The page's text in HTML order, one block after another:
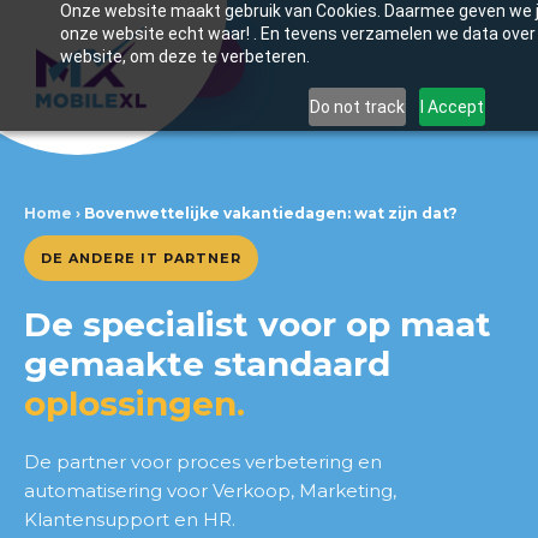
Onze website maakt gebruik van Cookies. Daarmee geven we
onze website echt waar! . En tevens verzamelen we data
website, om deze te verbeteren.
Do not track I Accept
Home › Bovenwettelijke vakantiedagen: wat zijn dat?
DE ANDERE IT PARTNER
De specialist voor op maat
gemaakte standaard
oplossingen.
De partner voor proces verbetering en
automatisering voor Verkoop, Marketing,
Klantensupport en HR.
Inhoudsopgave
Wat zijn bovenwettelijke
Verschil tussen wettelijke en
bovenwettelijke
vakantiedagen
Waar vind je bovenwettelijke
vakantiedagen in je
arbeidscontract?
vakantiedagen
Hoe kun je bovenwettelijke